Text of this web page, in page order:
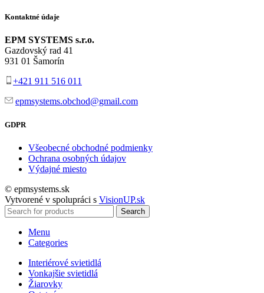
Kontaktné údaje
EPM SYSTEMS s.r.o.
Gazdovský rad 41
931 01 Šamorín
+421 911 516 011
epmsystems.obchod@gmail.com
GDPR
Všeobecné obchodné podmienky
Ochrana osobných údajov
Výdajné miesto
© epmsystems.sk
Vytvorené v spolupráci s VisionUP.sk
Search
Menu
Categories
Interiérové svietidlá
Vonkajšie svietidlá
Žiarovky